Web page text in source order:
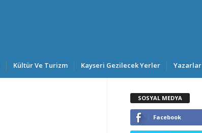
Kültür Ve Turizm Kayseri Gezilecek Yerler Yazarlar
SOSYAL MEDYA
Facebook